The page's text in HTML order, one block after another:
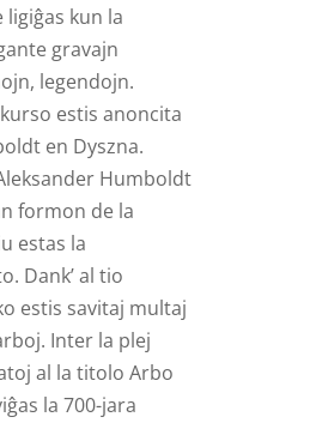
kun la
gravajn
legendojn.
estis anoncita
en Dyszna.
Humboldt
formon de la
estas la
Dank’ al tio
estis savitaj multaj
Inter la plej
al la titolo Arbo
la 700-jara